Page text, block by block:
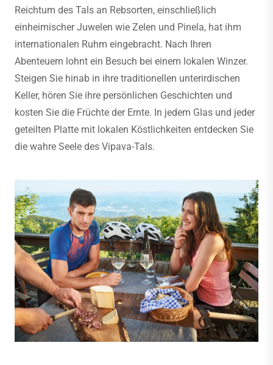
Reichtum des Tals an Rebsorten, einschließlich
einheimischer Juwelen wie Zelen und Pinela, hat ihm
internationalen Ruhm eingebracht. Nach Ihren
Abenteuern lohnt ein Besuch bei einem lokalen Winzer.
Steigen Sie hinab in ihre traditionellen unterirdischen
Keller, hören Sie ihre persönlichen Geschichten und
kosten Sie die Früchte der Ernte. In jedem Glas und jeder
geteilten Platte mit lokalen Köstlichkeiten entdecken Sie
die wahre Seele des Vipava-Tals.